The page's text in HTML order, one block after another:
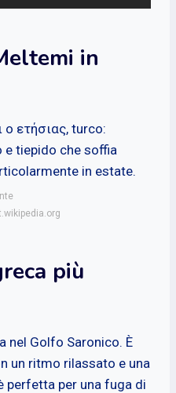
in
o ετήσιας, turco:
e tiepido che soffia
in estate.
più
nel Golfo Saronico. È
un ritmo rilassato e una
perfetta per una fuga di